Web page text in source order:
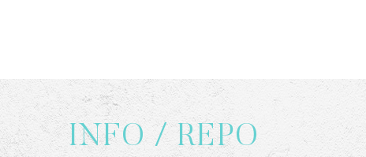
INFO / REPO